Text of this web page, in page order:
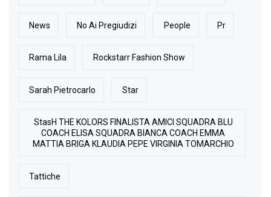
News No Ai Pregiudizi People Pr
Rama Lila Rockstarr Fashion Show
Sarah Pietrocarlo Star
StasH THE KOLORS FINALISTA AMICI SQUADRA BLU
COACH ELISA SQUADRA BIANCA COACH EMMA
MATTIA BRIGA KLAUDIA PEPE VIRGINIA TOMARCHIO
Tattiche